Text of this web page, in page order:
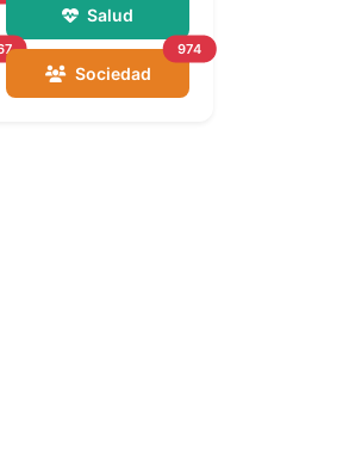
Salud
Sociedad
974